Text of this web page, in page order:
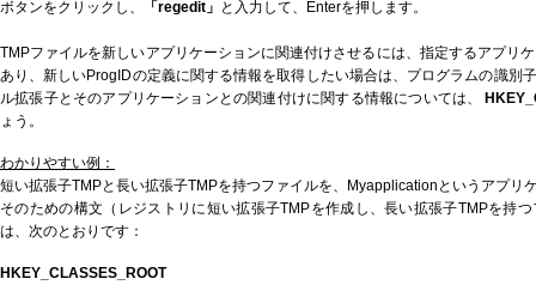
ボタンをクリックし、
「regedit」 と入力して、Enterを押します。
TMPファイルを新しいアプリケーションに関連付けさせるには、指定するアプリ
あり、新しいProgIDの定義に関する情報を取得したい場合は、プログラムの識別
ル拡張子とそのアプリケーションとの関連付けに関する情報については、
ょう。
わかりやすい例：
短い拡張子TMPと長い拡張子TMPを持つファイルを、Myapplicationというアプリ
そのための構文（レジストリに短い拡張子TMPを作成し、長い拡張子TMPを持
は、次のとおりです：
HKEY_CLASSES_ROOT